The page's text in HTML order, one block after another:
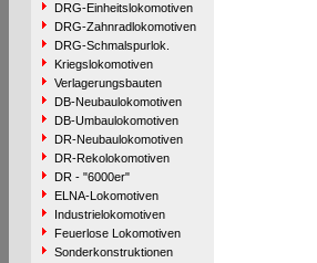
DRG-Einheitslokomotiven
DRG-Zahnradlokomotiven
DRG-Schmalspurlok.
Kriegslokomotiven
Verlagerungsbauten
DB-Neubaulokomotiven
DB-Umbaulokomotiven
DR-Neubaulokomotiven
DR-Rekolokomotiven
DR - "6000er"
ELNA-Lokomotiven
Industrielokomotiven
Feuerlose Lokomotiven
Sonderkonstruktionen